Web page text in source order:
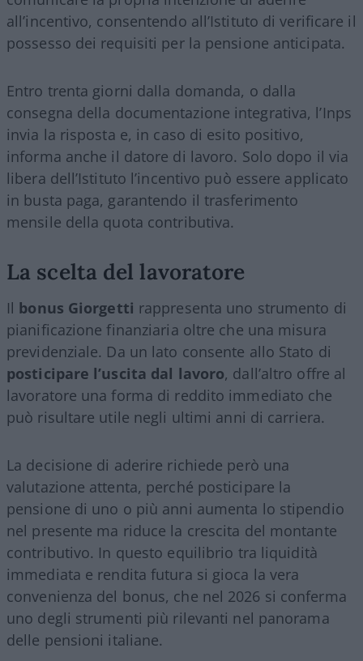
all’incentivo, consentendo all’Istituto di verificare il
possesso dei requisiti per la pensione anticipata.
Entro trenta giorni dalla domanda, o dalla
consegna della documentazione integrativa, l’Inps
invia la risposta e, in caso di esito positivo,
informa anche il datore di lavoro. Solo dopo il via
libera dell’Istituto l’incentivo può essere applicato
in busta paga, garantendo il trasferimento
mensile della quota contributiva.
La scelta del lavoratore
Il bonus Giorgetti rappresenta uno strumento di
pianificazione finanziaria oltre che una misura
previdenziale. Da un lato consente allo Stato di
posticipare l’uscita dal lavoro, dall’altro offre al
lavoratore una forma di reddito immediato che
può risultare utile negli ultimi anni di carriera.
La decisione di aderire richiede però una
valutazione attenta, perché posticipare la
pensione di uno o più anni aumenta lo stipendio
nel presente ma riduce la crescita del montante
contributivo. In questo equilibrio tra liquidità
immediata e rendita futura si gioca la vera
convenienza del bonus, che nel 2026 si conferma
uno degli strumenti più rilevanti nel panorama
delle pensioni italiane.